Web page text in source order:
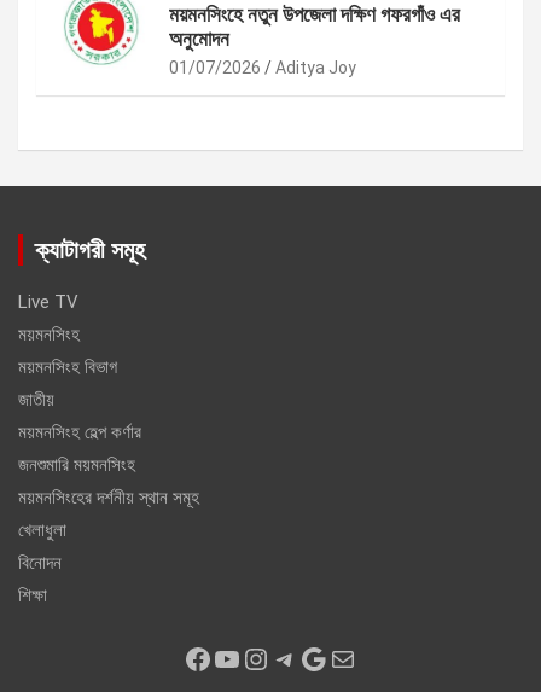
ময়মনসিংহে নতুন উপজেলা দক্ষিণ গফরগাঁও এর
অনুমোদন
01/07/2026 Aditya Joy
ক্যাটাগরী সমূহ
Live TV
ময়মনসিংহ
ময়মনসিংহ বিভাগ
জাতীয়
ময়মনসিংহ হেল্প কর্ণার
জনশুমারি ময়মনসিংহ
ময়মনসিংহের দর্শনীয় স্থান সমূহ
খেলাধুলা
বিনোদন
শিক্ষা
Facebook YouTube Instagram Telegram Google Mail